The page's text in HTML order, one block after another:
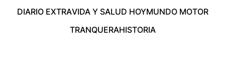
DIARIO EXTRAVIDA Y SALUD HOYMUNDO MOTOR
TRANQUERAHISTORIA